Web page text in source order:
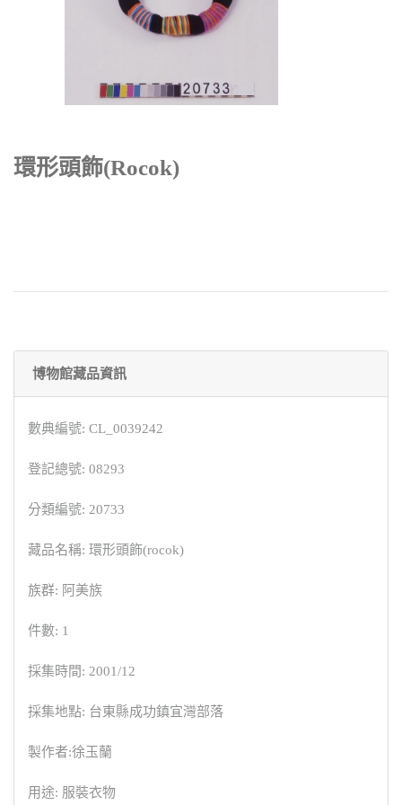
環形頭飾(rocok)
博物館藏品資訊
數典編號: CL_0039242
登記總號: 08293
分類編號: 20733
藏品名稱: 環形頭飾(rocok)
族群: 阿美族
件數: 1
採集時間: 2001/12
採集地點: 台東縣成功鎮宜灣部落
製作者:徐玉蘭
用途: 服裝衣物